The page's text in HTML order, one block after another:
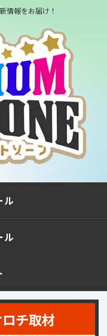
情報をお届け！
ル
ル
チ取材